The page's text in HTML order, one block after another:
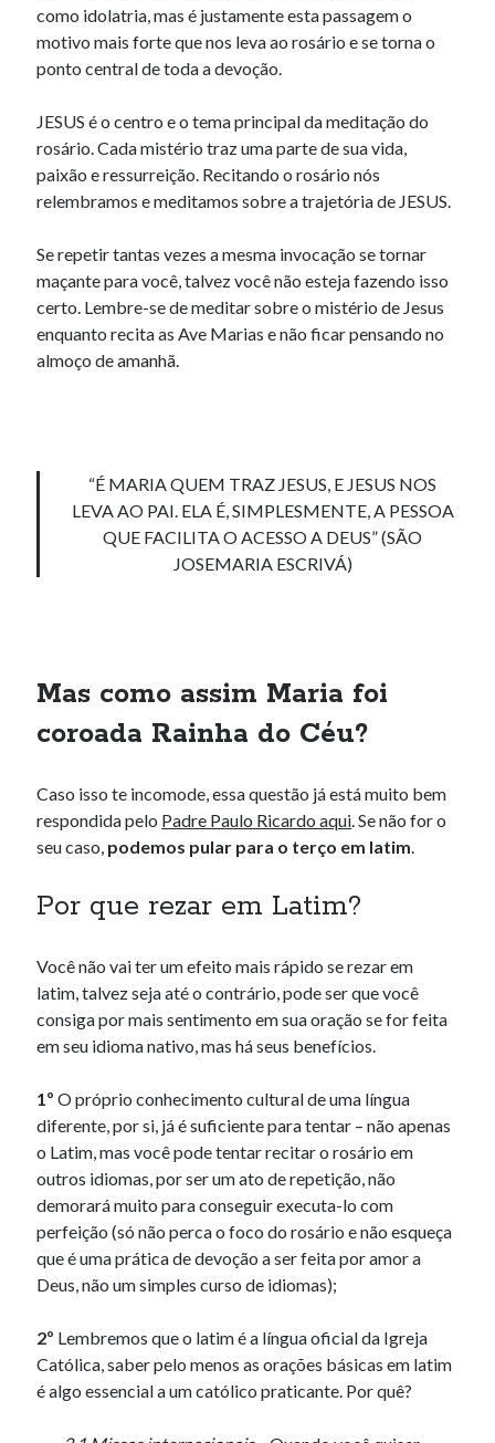
como idolatria, mas é justamente esta passagem o
motivo mais forte que nos leva ao rosário e se torna o
ponto central de toda a devoção.
JESUS é o centro e o tema principal da meditação do
rosário. Cada mistério traz uma parte de sua vida,
paixão e ressurreição. Recitando o rosário nós
relembramos e meditamos sobre a trajetória de JESUS.
Se repetir tantas vezes a mesma invocação se tornar
maçante para você, talvez você não esteja fazendo isso
certo. Lembre-se de meditar sobre o mistério de Jesus
enquanto recita as Ave Marias e não ficar pensando no
almoço de amanhã.
“É MARIA QUEM TRAZ JESUS, E JESUS NOS
LEVA AO PAI. ELA É, SIMPLESMENTE, A PESSOA
QUE FACILITA O ACESSO A DEUS” (SÃO
JOSEMARIA ESCRIVÁ)
Mas como assim Maria foi
coroada Rainha do Céu?
Caso isso te incomode, essa questão já está muito bem
respondida pelo Padre Paulo Ricardo aqui. Se não for o
seu caso, podemos pular para o terço em latim.
Por que rezar em Latim?
Você não vai ter um efeito mais rápido se rezar em
latim, talvez seja até o contrário, pode ser que você
consiga por mais sentimento em sua oração se for feita
em seu idioma nativo, mas há seus benefícios.
1ºO próprio conhecimento cultural de uma língua
diferente, por si, já é suficiente para tentar – não apenas
o Latim, mas você pode tentar recitar o rosário em
outros idiomas, por ser um ato de repetição, não
demorará muito para conseguir executa-lo com
perfeição (só não perca o foco do rosário e não esqueça
que é uma prática de devoção a ser feita por amor a
Deus, não um simples curso de idiomas);
2º Lembremos que o latim é a língua oficial da Igreja
Católica, saber pelo menos as orações básicas em latim
é algo essencial a um católico praticante. Por quê?